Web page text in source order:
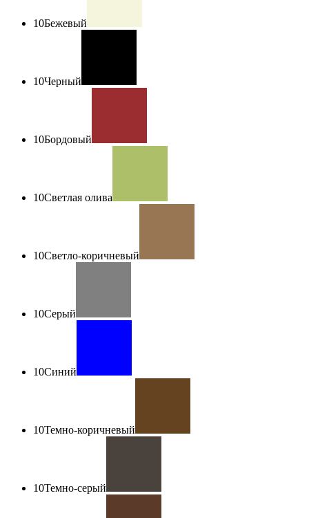
10Бежевый
10Черный
10Бордовый
10Светлая олива
10Светло-коричневый
10Серый
10Синий
10Темно-коричневый
10Темно-серый